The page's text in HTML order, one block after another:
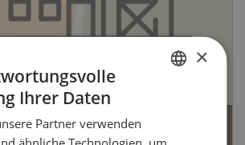
×
Ihrer Daten
Partner verwenden